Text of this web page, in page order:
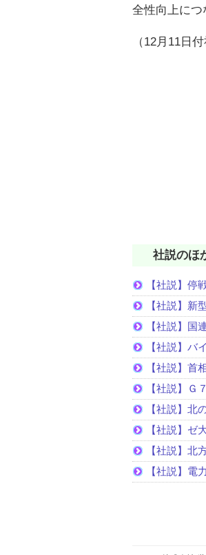
全性向上につ
（12月11日付
社説のほ
【社説】
【社説】
【社説】
【社説】
【社説】
【社説】
【社説】
【社説】
【社説】
【社説】